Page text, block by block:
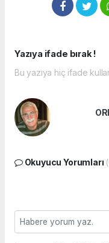
Yazıya ifade bırak !
Bu yazıya hiç ifade
Okuyucu Yorumları